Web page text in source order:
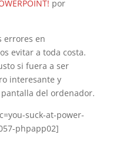
por
errores en
evitar a toda costa.
si fuera a ser
interesante y
del ordenador.
suck-at-power-
phpapp02]